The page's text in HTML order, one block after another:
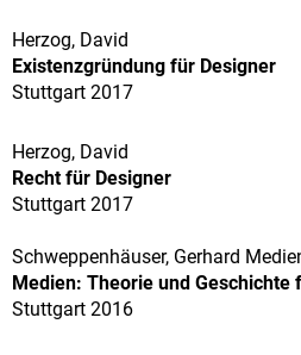
Herzog, David
Existenzgründung für Designer
Stuttgart 2017
Herzog, David
Recht für Designer
Stuttgart 2017
Schweppenhäuser, Gerhard
Medien: Theorie und Geschichte
Stuttgart 2016